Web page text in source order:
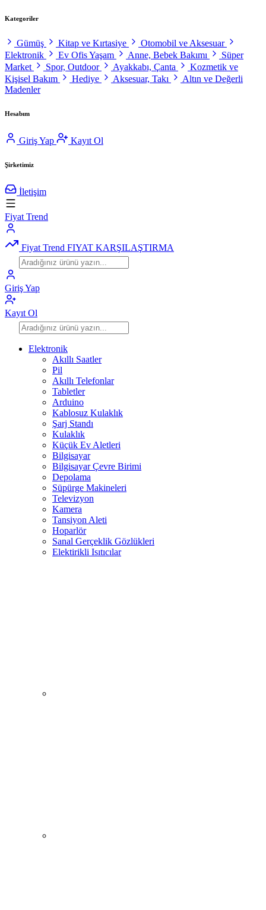
Kategoriler
Gümüş Kitap ve Kırtasiye
Otomobil ve Aksesuar
Elektronik
Ev Ofis Yaşam Anne, Bebek Bakımı
Süper
Market
Spor, Outdoor Ayakkabı, Çanta
Kozmetik ve
Kişisel Bakım
Hediye Aksesuar, Takı
Altın ve Değerli
Madenler
Hesabım
Giriş Yap Kayıt Ol
Şirketimiz
İletişim
Fiyat Trend
Fiyat Trend FIYAT KARŞILAŞTIRMA
Giriş Yap
Kayıt Ol
Elektronik
Akıllı Saatler
Pil
Akıllı Telefonlar
Tabletler
Arduino
Kablosuz Kulaklık
Şarj Standı
Kulaklık
Küçük Ev Aletleri
Bilgisayar
Bilgisayar Çevre Birimi
Depolama
Süpürge Makineleri
Televizyon
Kamera
Tansiyon Aleti
Hoparlör
Sanal Gerçeklik Gözlükleri
Elektirikli Isıtıcılar